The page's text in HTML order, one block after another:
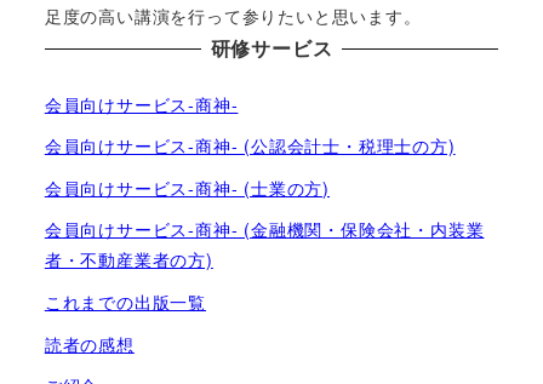
足度の高い講演を行って参りたいと思います。
研修サービス
会員向けサービス-商神-
会員向けサービス-商神- (公認会計士・税理士の方)
会員向けサービス-商神- (士業の方)
会員向けサービス-商神- (金融機関・保険会社・内装業
者・不動産業者の方)
これまでの出版一覧
読者の感想